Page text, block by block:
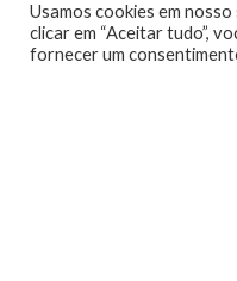
Usamos cookies em
clicar em “Aceitar tudo”,
fornecer um